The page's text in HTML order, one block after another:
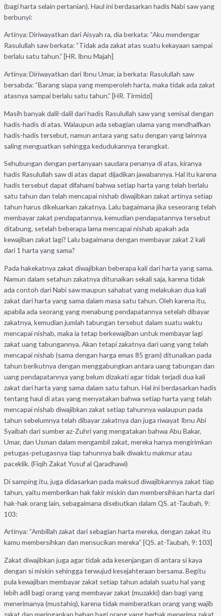
(bagi harta selain pertanian). Haul ini berdasarkan hadis Nabi saw yang
berbunyi:
Artinya: Diriwayatkan dari Aisyah ra, dia berkata: “Aku mendengar
Rasulullah saw berkata: “Tidak ada zakat atas suatu kekayaan sampai
berlalu satu tahun.” [HR. Ibnu Majah]
Artinya: Diriwayatkan dari Ibnu Umar, ia berkata: Rasulullah saw
bersabda: “Barang siapa yang memperoleh harta, maka tidak ada zakat
atasnya sampai berlalu satu tahun.” [HR. Tirmidzi]
Masih banyak dalil-dalil dari hadis Rasulullah saw yang semisal dengan
hadis-hadis di atas. Walaupun ada sebagian ulama yang mendhaifkan
hadis-hadis tersebut, namun antara yang satu dengan yang lainnya
saling menguatkan sehingga kedudukannya terangkat.
Sehubungan dengan pertanyaan saudara penanya di atas, kiranya
hadis Rasulullah saw di atas dapat dijadikan jawabannya. Hal itu karena
hadis tersebut dapat difahami bahwa setiap harta yang telah berlalu
satu tahun dan telah mencapai nishab diwajibkan zakat artinya setiap
tahun harus dikeluarkan zakatnya. Lalu bagaimana jika seseorang telah
membayar zakat pendapatannya, kemudian pendapatannya tersebut
ditabung, setelah beberapa lama mencapai nishab apakah ada
kewajiban zakat lagi? Lalu bagaimana dengan membayar zakat 2 kali
dari 1 harta yang sama?
Pada hakekatnya zakat diwajibkan beberapa kali dari harta yang sama.
Namun dalam setahun zakatnya ditunaikan sekali saja, karena tidak
ada contoh dari Nabi saw maupun sahabat yang melakukan dua kali
zakat dari harta yang sama dalam masa satu tahun. Oleh karena itu,
apabila ada seorang yang menabung pendapatannya setelah dibayar
zakatnya, kemudian jumlah tabungan tersebut dalam suatu waktu
mencapai nishab, maka ia tetap berkewajiban untuk membayar lagi
zakat uang tabungannya. Akan tetapi zakatnya dari uang yang telah
mencapai nishab (sama dengan harga emas 85 gram) ditunaikan pada
tahun berikutnya dengan menggabungkan antara uang tabungan dan
uang pendapatannya yang belum dizakati agar tidak terjadi dua kali
zakat dari harta yang sama dalam satu tahun. Hal ini berdasarkan hadis
tentang haul di atas yang menyatakan bahwa setiap harta yang telah
mencapai nishab diwajibkan zakat setiap tahunnya walaupun pada
tahun sebelumnya telah dibayar zakatnya dan juga riwayat Ibnu Abi
Syaibah dari sumber az-Zuhri yang mengatakan bahwa Abu Bakar,
Umar, dan Usman dalam mengambil zakat, mereka hanya mengirimkan
petugas-petugasnya tiap tahunnya baik diwaktu makmur atau
paceklik. (Fiqih Zakat Yusuf al Qaradhawi)
Di samping itu, juga didasarkan pada maksud diwajibkannya zakat tiap
tahun, yaitu memberikan hak fakir miskin dan membersihkan harta dari
hak-hak orang lain, sebagaimana disebutkan dalam QS. at-Taubah, 9:
103:
Artinya: “Ambillah zakat dari sebagian harta mereka, dengan zakat itu
kamu membersihkan dan mensucikan mereka” [QS. at-Taubah, 9: 103]
Zakat diwajibkan juga agar tidak ada kesenjangan di antara si kaya
dengan si miskin sehingga terwujud kesejahteraan bersama. Begitu
pula kewajiban membayar zakat setiap tahun adalah suatu hal yang
lebih adil bagi orang yang membayar zakat (muzakki) dan bagi yang
menerimanya (mustahiq), karena tidak memberatkan orang yang wajib
zakat dan meringankan beban bagi orang yang berhak menerima zakat.